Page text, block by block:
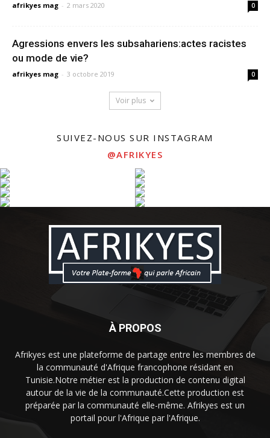
afrikyes mag - 2 mars 2020 0
Agressions envers les subsahariens:actes racistes
ou mode de vie?
afrikyes mag - 3 octobre 2019 0
Voir plus
SUIVEZ-NOUS SUR INSTAGRAM
@AFRIKYES
À PROPOS
Afrikyes est une plateforme de partage entre les membres de
la communauté d'Afrique francophone résidant en
Tunisie.Notre métier est la production de contenu digital
autour de la vie de la communauté.Cette production est
préparée par la communauté elle-même. Afrikyes est un
portail pour l'Afrique par l'Afrique.